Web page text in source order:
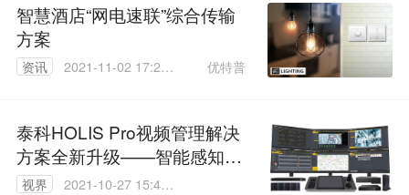
智慧酒店“网电速联”综合传输
方案
资讯
2021-11-02 17:26:
优特普
泰科HOLIS Pro视频管理解决
方案全新升级——智能感知
融合场景 打造AI时代下的集
视界
2021-10-27 15:43: